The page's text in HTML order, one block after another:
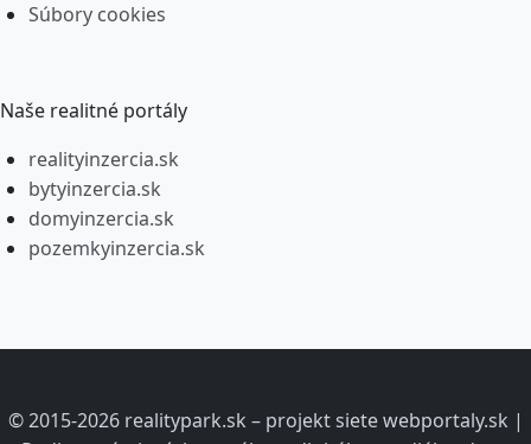
Súbory cookies
Naše realitné portály
realityinzercia.sk
bytyinzercia.sk
domyinzercia.sk
pozemkyinzercia.sk
© 2015-2026 realitypark.sk – projekt siete webportaly.sk |